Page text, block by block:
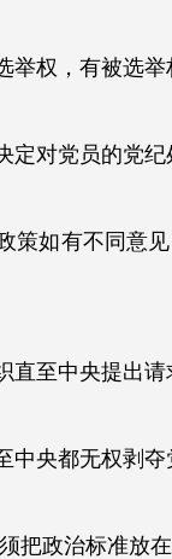
权，有被选举
对党员的党纪
如有不同意见
至中央提出请
央都无权剥夺
政治标准放在